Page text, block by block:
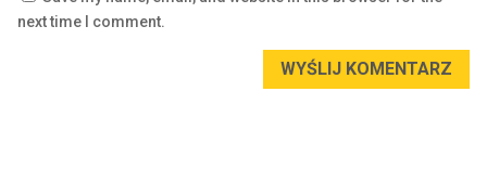
next time I comment.
WYŚLIJ KOMENTARZ